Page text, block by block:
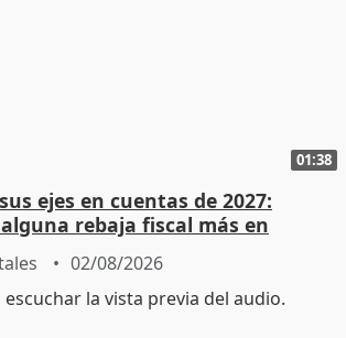
01:38
ejes en cuentas de 2027:
rebaja fiscal más en
02/08/2026